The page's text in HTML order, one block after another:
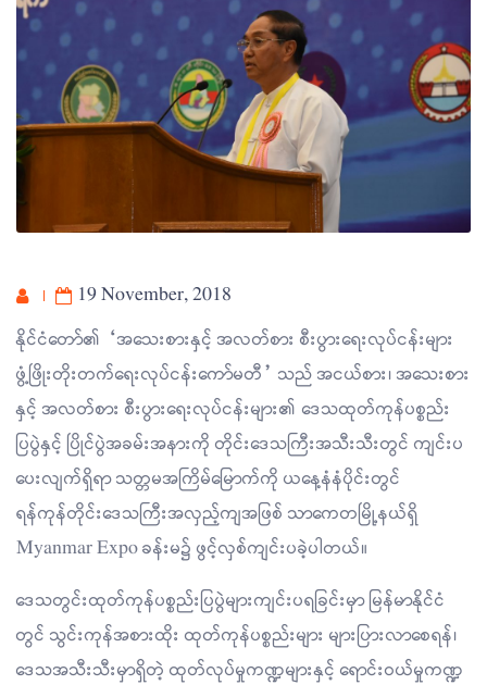
19 November, 2018
နိုင်ငံတော်၏ “အသေးစားနှင့် အလတ်စား စီးပွားရေးလုပ်ငန်းများ
ဖွံ့ဖြိုးတိုးတက်ရေးလုပ်ငန်းကော်မတီ” သည် အငယ်စား၊ အသေးစား
နှင့် အလတ်စား စီးပွားရေးလုပ်ငန်းများ၏ ဒေသထုတ်ကုန်ပစ္စည်း
ပြပွဲနှင့် ပြိုင်ပွဲအခမ်းအနားကို တိုင်းဒေသကြီးအသီးသီးတွင် ကျင်းပ
ပေးလျက်ရှိရာ သတ္တမအကြိမ်မြောက်ကို ယနေ့နံနံပိုင်းတွင်
ရန်ကုန်တိုင်းဒေသကြီးအလှည့်ကျအဖြစ် သာကေတမြို့နယ်ရှိ
Myanmar Expo ခန်းမ၌ ဖွင့်လှစ်ကျင်းပခဲ့ပါတယ်။
ဒေသတွင်းထုတ်ကုန်ပစ္စည်းပြပွဲများကျင်းပရခြင်းမှာ မြန်မာနိုင်ငံ
တွင် သွင်းကုန်အစားထိုး ထုတ်ကုန်ပစ္စည်းများ များပြားလာစေရန်၊
ဒေသအသီးသီးမှာရှိတဲ့ ထုတ်လုပ်မှုကဏ္ဍများနှင့် ရောင်းဝယ်မှုကဏ္ဍ